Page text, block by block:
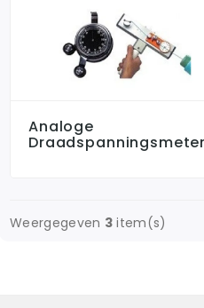
Analoge
Weergegeven 3 item(s)